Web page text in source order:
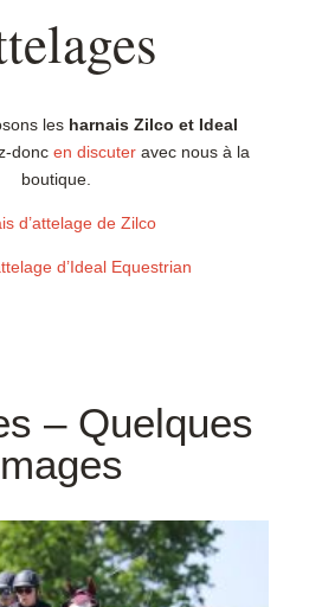
les harnais Zilco et Ideal
doncen discuter avec nous à la
boutique.
d’attelage de Zilco
d’Ideal Equestrian
– Quelques